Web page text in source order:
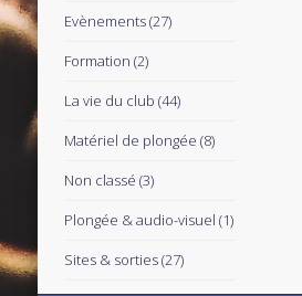
Evènements(27)
Formation (2)
La vie du club (44)
Matériel de plongée (8)
Non classé (3)
Plongée & audio-visuel (1)
Sites & sorties(27)